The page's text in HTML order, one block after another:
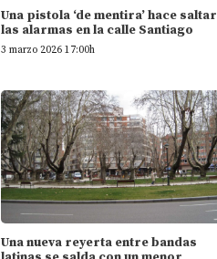
Una pistola ‘de mentira’ hace saltar
las alarmas en la calle Santiago
3 marzo 2026 17:00h
Una nueva reyerta entre bandas